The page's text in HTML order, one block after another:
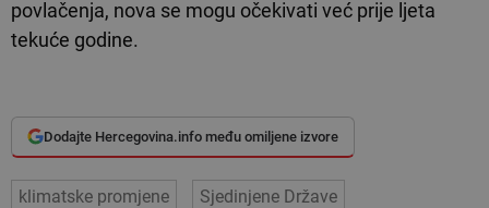
povlačenja, nova se mogu očekivati već prije ljeta
tekuće godine.
Dodajte Hercegovina.info među omiljene izvore
klimatske promjene Sjedinjene Države